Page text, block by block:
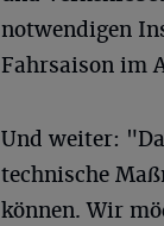
notwendigen
Fahrsaison im
Und weiter:
technische
können. Wir